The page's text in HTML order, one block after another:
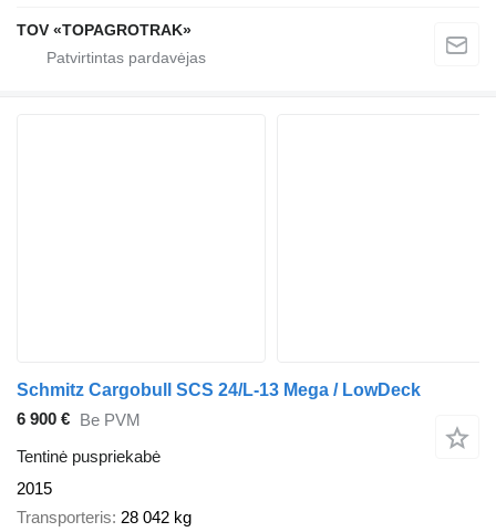
TOV «TOPAGROTRAK»
Schmitz Cargobull SCS 24/L-13 Mega / LowDeck
6 900 € Be PVM
Tentinė puspriekabė
2015
Transporteris 28 042 kg